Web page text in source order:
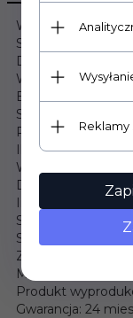
Wymiary:
Szerokość: 80cm
Długość: 200cm
Wysokość: 21cm
Budowa materaca:
Sprężyny typu
Pianka T25 (2cm):
Ilość sprężyn:
Warstwa owaty: Tak
Drewniana rama:
Informacje
Stopień
Strefy twardości: 7
Zdejmowany
Materac
Produkt
Gwarancja: 24
Reklamy